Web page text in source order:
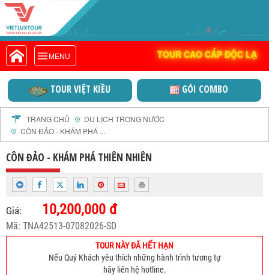
MENU TOUR CAO CẤP ĐỘC LẠ
VIETLUXTOUR.COM
TOUR CAO CẤP ĐỘC LẠ
TOUR TRONG NƯỚC
TOUR NƯỚC NGOÀI
TOUR KHỞI HÀNH TỪ HÀ NỘI
TOUR KHỞI HÀNH TỪ ĐÀ NẴNG
TOUR KHỞI HÀNH TỪ CẦN THƠ
TOUR ĐOÀN - M.I.C.E
TOUR COMBO
DỊCH VỤ
GIỚI THIỆU
HỒ SƠ NĂNG LỰC
THƯ KHEN VIETLUXTOUR
TOUR VIỆT KIỀU GÓI COMBO
TRANG CHỦ
DU LỊCH TRONG NƯỚC
CÔN ĐẢO - KHÁM PHÁ ...
CÔN ĐẢO - KHÁM PHÁ THIÊN NHIÊN
Giá: 10,200,000 đ
Mã: TNA42513-07082026-SD
TOUR NÀY ĐÃ HẾT HẠN
Nếu Quý Khách yêu thích những hành trình tương tự
hãy liên hệ hotline.